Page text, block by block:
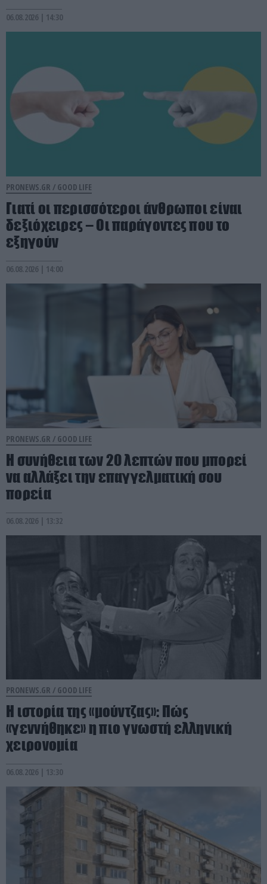
06.08.2026 | 14:30
PRONEWS.GR / GOOD LIFE
Γιατί οι περισσότεροι άνθρωποι είναι
δεξιόχειρες – Οι παράγοντες που το
εξηγούν
06.08.2026 | 14:00
PRONEWS.GR / GOOD LIFE
Η συνήθεια των 20 λεπτών που μπορεί
να αλλάξει την επαγγελματική σου
πορεία
06.08.2026 | 13:32
PRONEWS.GR / GOOD LIFE
Η ιστορία της «μούντζας»: Πώς
«γεννήθηκε» η πιο γνωστή ελληνική
χειρονομία
06.08.2026 | 13:30